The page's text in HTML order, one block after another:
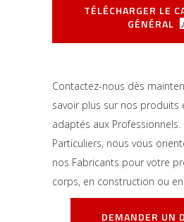
TÉLÉCHARGER LE
GÉNÉRAL
Contactez-nous dès
savoir plus sur nos produits
adaptés aux Professionnels.
Particuliers, nous vous
nos Fabricants pour votre
corps, en construction ou
DEMANDER UN